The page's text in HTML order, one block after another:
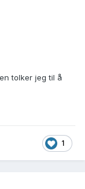
tolker jeg til å
1